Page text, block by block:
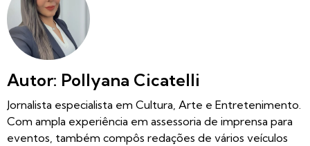
Autor: Pollyana Cicatelli
Jornalista especialista em Cultura, Arte e Entretenimento.
Com ampla experiência em assessoria de imprensa para
eventos, também compôs redações de vários veículos